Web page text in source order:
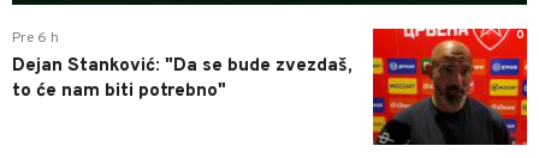
0
Pre 6 h
Dejan Stanković: "Da se bude zvezdaš,
to će nam biti potrebno"